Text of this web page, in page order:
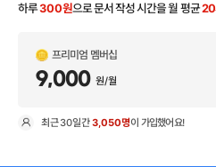
하루300원으로 문서 작성 시간을 월 평균20
프리미엄 멤버십
9,000 원/월
최근30일간3,050명이 가입했어요!